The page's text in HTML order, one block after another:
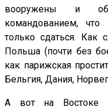
вооружены и
командованием, что
только сдаться. Как
Польша (почти без
как парижская
Бельгия, Дания,
А вот на Востоке